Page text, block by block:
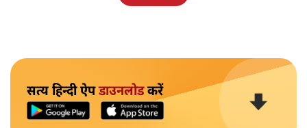
सत्य हिन्दी ऐपडाउनलोडकरें